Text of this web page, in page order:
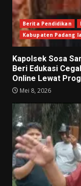
Berita Pendidikan
Kabupaten Padang
Kapolsek Sosa
Beri Edukasi
Online Lewat
Mei 8, 2026